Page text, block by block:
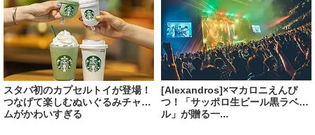
スタバ初のカプセルトイが登場！
つなげて楽しむぬいぐるみチャー
ムがかわいすぎる
[Alexandros]×マカロニえんぴ
つ！「サッポロ生ビール黒ラベ
ル」が贈る一...